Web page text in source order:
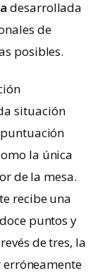
desarrollada
de
posibles.
situación
la única
de la mesa.
recibe una
puntos y
de tres, la